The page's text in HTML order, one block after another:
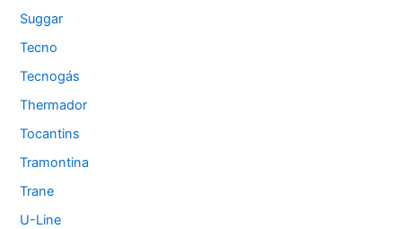
Suggar
Tecno
Tecnogás
Thermador
Tocantins
Tramontina
Trane
U-Line